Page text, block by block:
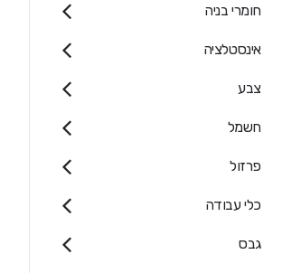
חומרי בניה
אינסטלציה
צבע
חשמל
פרזול
כלי עבודה
גבס